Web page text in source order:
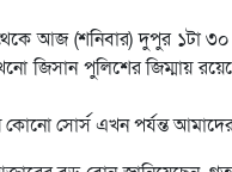
(শনিবার) দুপুর ১টা ৩০
জিসান পুলিশের জিম্মায়
কোনো সোর্স এখন পর্যন্ত